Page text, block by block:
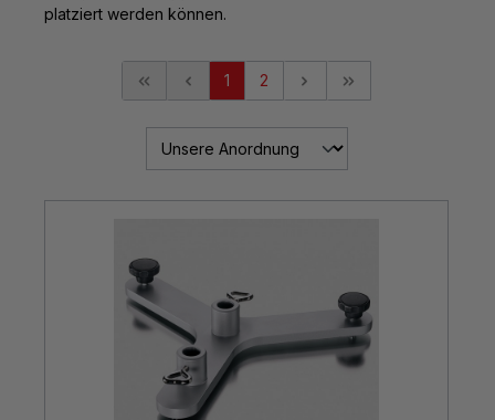
platziert werden können.
1 2